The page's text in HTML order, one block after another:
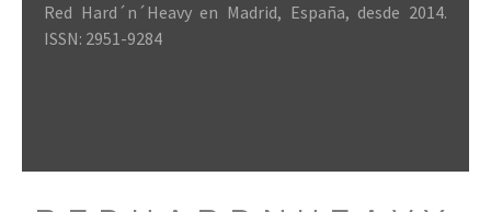
Red Hard´n´Heavy en Madrid, España, desde 2014.
ISSN: 2951-9284